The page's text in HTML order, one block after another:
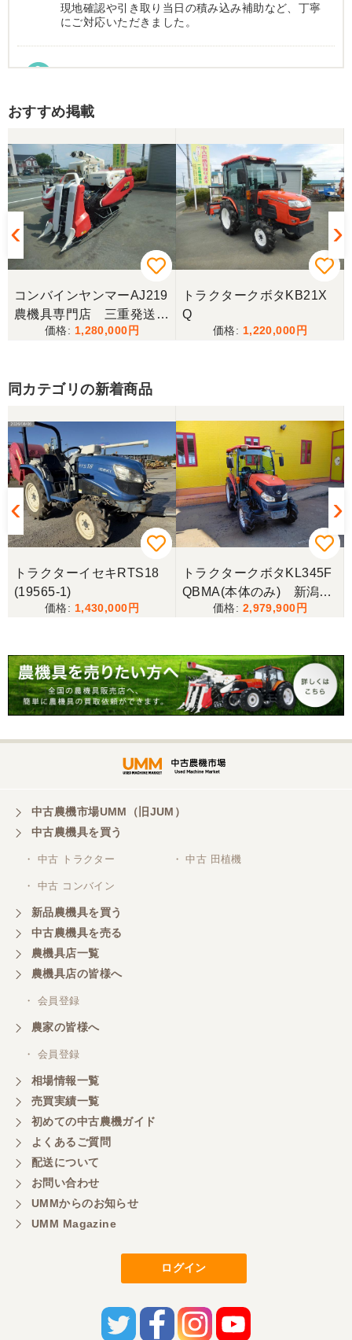
現地確認や引き取り当日の積み込み補助など、丁寧
にご対応いただきました。
物は2台出ていて、当初安い方を購入予定でした。
しかしそちらは売れてしまったとの事でしたので、5
に伺い持ち帰りましたが、出品画像と違い確認した
所、安い方を渡されました。 出品者に問い合わせま
したが、高い方は「先に購入した者が引き取り済み
で安い方でお願いしたい」との事。 では先の安い方
との差額分を返金と交渉しましたが、「難しい」と
の事。カバーが脱落していて、使用に難が有る事を
伝えたところ、そのカバー代金で妥協する事になり
ました。 「管理する者が間違えて管理番号を貼り付
けた」 といっておりましたが、とても残念な気持
うな間違いが無いように改善して欲しいです。
とうございました。
東京都／yuikanoa
いろいろな質問にもすぐに答えていただき 引き取り
時にも親切な対応をありがとうございました。又機
会があれば宜しくお願いします。ありがとうござい
ます。
エンジンが一発でかかり嬉しかったです。
対応が良く、機械も良いようです。
東京都／購入者
東京都／がーさん
その日に評価しましたが届いてませんか？ 届いてな
ければ再度送信しますが。 大橋粉砕機です。
東京都／がーさん
なんだかんだ積み込みまでして頂き助かりました！
東京都／おちゃ
いいたします。
東京都／もっくん
担当者さんの対応が素晴らしい！ とても気分の良
しています。
迅速な取引有難うございました
東京都／大西
おすすめ掲載
コンバインヤンマーAJ219
農機具専門店 三重発送整
備済み
1,280,000
トラクタークボタKB21X
Q
1,220,000
同カテゴリの新着商品
トラクターイセキRTS18
(19565-1)
1,430,000
トラクタークボタKL345F
QBMA(本体のみ) 新潟●
2,979,900
中古農機市場UMM（旧JUM）
中古農機具を買う
・ 中古 トラクター ・ 中古 田植機
・ 中古 コンバイン
新品農機具を買う
中古農機具を売る
農機具店一覧
農機具店の皆様へ
・ 会員登録
農家の皆様へ
・ 会員登録
相場情報一覧
売買実績一覧
初めての中古農機ガイド
よくあるご質問
配送について
お問い合わせ
UMMからのお知らせ
UMM Magazine
ログイン